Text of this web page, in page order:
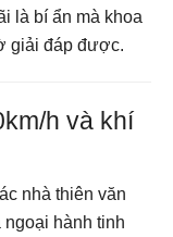
là bí ẩn mà khoa
giải đáp được.
h và khí
nhà thiên văn
ngoại hành tinh